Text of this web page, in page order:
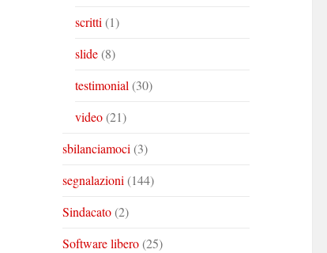
scritti (1)
slide(8)
testimonial (30)
video(21)
sbilanciamoci (3)
segnalazioni (144)
Sindacato(2)
Software libero(25)